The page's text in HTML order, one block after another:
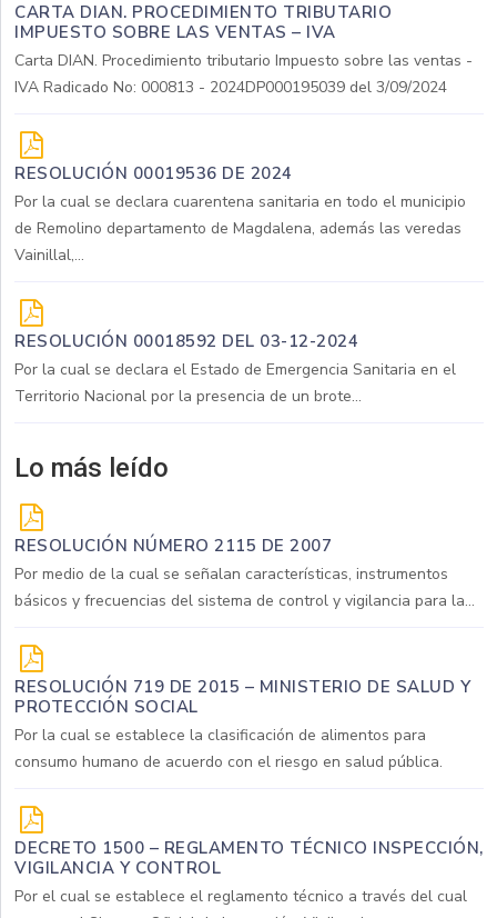
CARTA DIAN. PROCEDIMIENTO TRIBUTARIO
IMPUESTO SOBRE LAS VENTAS – IVA
Carta DIAN. Procedimiento tributario Impuesto sobre las ventas -
IVA Radicado No: 000813 - 2024DP000195039 del 3/09/2024
RESOLUCIÓN 00019536 DE 2024
Por la cual se declara cuarentena sanitaria en todo el municipio
de Remolino departamento de Magdalena, además las veredas
Vainillal,...
RESOLUCIÓN 00018592 DEL 03-12-2024
Por la cual se declara el Estado de Emergencia Sanitaria en el
Territorio Nacional por la presencia de un brote...
Lo más leído
RESOLUCIÓN NÚMERO 2115 DE 2007
Por medio de la cual se señalan características, instrumentos
básicos y frecuencias del sistema de control y vigilancia para la...
RESOLUCIÓN 719 DE 2015 – MINISTERIO DE SALUD Y
PROTECCIÓN SOCIAL
Por la cual se establece la clasificación de alimentos para
consumo humano de acuerdo con el riesgo en salud pública.
DECRETO 1500 – REGLAMENTO TÉCNICO INSPECCIÓN,
VIGILANCIA Y CONTROL
Por el cual se establece el reglamento técnico a través del cual